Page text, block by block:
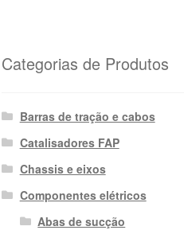
Categorias de Produtos
Barras de tração e cabos
Catalisadores FAP
Chassis e eixos
Componentes elétricos
Abas de sucção